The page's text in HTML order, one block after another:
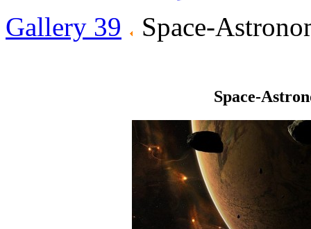
Gallery 39
Space-
Space-